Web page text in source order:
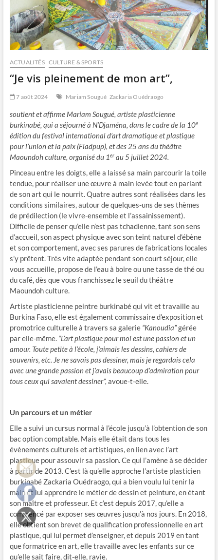
ACTUALITÉS CULTURE & SPORTS
“Je vis pleinement de mon art”,
7 août 2024 Mariam Sougué Zackaria Ouédraogo
soutient et affirme Mariam Sougué, artiste plasticienne
burkinabé, qui a séjourné à N’Djaména, dans le cadre de la 10e
édition du festival international d’art dramatique et plastique
pour l’union et la paix (Fiadpup), et des 25 ans du théâtre
Maoundoh culture, organisé du 1erau 5 juillet 2024.
Pinceau entre les doigts, elle a laissé sa main parcourir la toile
tendue, pour réaliser une œuvre à main levée tout en parlant
de son art qui le nourrit. Quatre autres sont réalisées dans les
conditions similaires, autour de quelques-uns de ses thèmes
de prédilection (le vivre-ensemble et l’assainissement).
Difficile de penser qu’elle n’est pas tchadienne, tant son sens
d’accueil, son aspect physique avec son teint naturel d’ébène
et son comportement, avec ses parures de fabrications locales
s’y prêtent. Très vite adaptée pendant son court séjour, elle
vous accueille, propose de l’eau à boire ou une tasse de thé ou
du café, dès que vous franchissez le seuil du théâtre
Maoundoh culture.
Artiste plasticienne peintre burkinabé qui vit et travaille au
Burkina Faso, elle est également commissaire d’exposition et
promotrice culturelle à travers sa galerie “Kanoudia”gérée
par elle-même. “L’art plastique pour moi est une passion et un
amour. Toute petite à l’école, j’aimais les dessins, cahiers de
souvenirs, etc. Je ne savais pas dessiner, mais je regardais cela
avec une grande passion et j’avais beaucoup d’admiration pour
tous ceux qui savaient dessiner”, avoue-t-elle.
Un parcours et un métier
Elle a suivi un cursus normal à l’école jusqu’à l’obtention de son
bac option comptable. Mais elle était dans tous les
évènements culturels et artistiques, en lien avec l’art
plastique pour assouvir sa passion. Ce qui l’amène à se décider
à partir de 2013. C’est là qu’elle approche l’artiste plasticien
burkinabé Zackaria Ouédraogo, qui a bien voulu lui tenir la
main et lui apprendre le métier de dessin et peinture, en étant
son maître et professeur. Et c’est depuis 2017, qu’elle a
commencé par exposer ses œuvres jusqu’à nos jours. En 2018,
elle obtient son brevet de qualification professionnelle en art
plastique, qui lui permet d’enseigner, et depuis 2019 en tant
que formatrice en art, elle travaille avec les enfants sur ce
qu’elle sait faire, dit-elle, ravie.